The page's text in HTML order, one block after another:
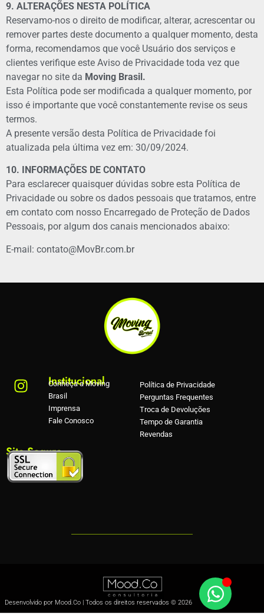
9. ALTERAÇÕES NESTA POLÍTICA
Reservamo-nos o direito de modificar, alterar, acrescentar ou
remover partes deste documento a qualquer momento, desta
forma, recomendamos que você Usuário dos serviços e
clientes verifique este Aviso de Privacidade toda vez que
navegar no site da Moving Brasil.
Esta Política pode ser modificada a qualquer momento, por
isso é importante que você constantemente revise os seus
termos.
A presente versão desta Política de Privacidade foi
atualizada pela última vez em: 30/09/2024.
10. INFORMAÇÕES DE CONTATO
Para esclarecer quaisquer dúvidas sobre esta Política de
Privacidade ou sobre os dados pessoais que tratamos, entre
em contato com nosso Encarregado de Proteção de Dados
Pessoais, por algum dos canais mencionados abaixo:
E-mail: contato@MovBr.com.br
Institucional
Conheça a Moving
Brasil
Imprensa
Fale Conosco
Política de Privacidade
Perguntas Frequentes
Troca de Devoluções
Tempo de Garantia
Revendas
Site Seguro
Desenvolvido por Mood.Co | Todos os direitos reservados © 2026